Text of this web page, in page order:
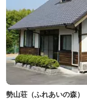
勢山荘（ふれあいの森）